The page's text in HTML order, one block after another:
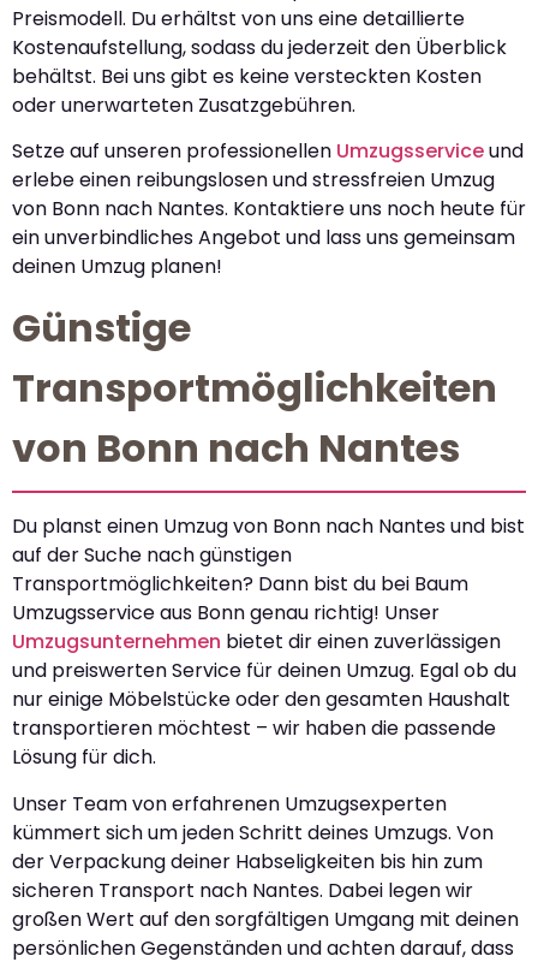
Preismodell. Du erhältst von uns eine detaillierte
Kostenaufstellung, sodass du jederzeit den Überblick
behältst. Bei uns gibt es keine versteckten Kosten
oder unerwarteten Zusatzgebühren.
Setze auf unseren professionellen Umzugsserviceund
erlebe einen reibungslosen und stressfreien Umzug
von Bonn nach Nantes. Kontaktiere uns noch heute für
ein unverbindliches Angebot und lass uns gemeinsam
deinen Umzug planen!
Günstige
Transportmöglichkeiten
von Bonn nach Nantes
Du planst einen Umzug von Bonn nach Nantes und bist
auf der Suche nach günstigen
Transportmöglichkeiten? Dann bist du bei Baum
Umzugsservice aus Bonn genau richtig! Unser
Umzugsunternehmen bietet dir einen zuverlässigen
und preiswerten Service für deinen Umzug. Egal ob du
nur einige Möbelstücke oder den gesamten Haushalt
transportieren möchtest – wir haben die passende
Lösung für dich.
Unser Team von erfahrenen Umzugsexperten
kümmert sich um jeden Schritt deines Umzugs. Von
der Verpackung deiner Habseligkeiten bis hin zum
sicheren Transport nach Nantes. Dabei legen wir
großen Wert auf den sorgfältigen Umgang mit deinen
persönlichen Gegenständen und achten darauf, dass